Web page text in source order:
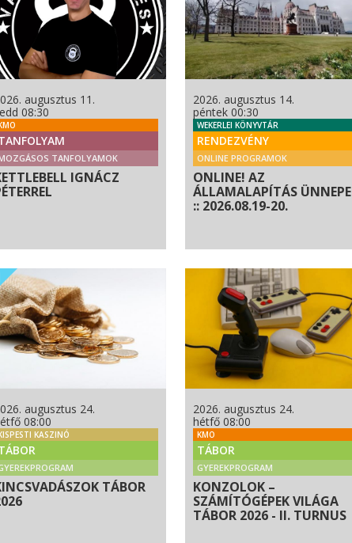
augusztus 11.
08:30
TANFOLYAMOK
IGNÁCZ
2026. augusztus 14.
péntek 00:30
WEKERLEI KÖNYVTÁR
RENDEZVÉNY
ONLINE PROGRAMOK
ONLINE! AZ
ÁLLAMALAPÍTÁS ÜNNEPE
:: 2026.08.19-20.
augusztus 24.
08:00
KASZINÓ
TÁBOR
2026. augusztus 24.
hétfő 08:00
KMO
TÁBOR
GYEREKPROGRAM
KONZOLOK –
SZÁMÍTÓGÉPEK VILÁGA
TÁBOR 2026 - II. TURNUS